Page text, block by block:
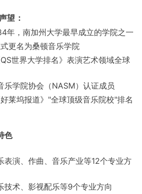
望：
年，南加州大学最早成立的学院之一
更名为桑顿音乐学院
世界大学排名》表演艺术领域全球
乐学院协会（NASM）认证成员
莱坞报道》"全球顶级音乐院校"排名
色
表演、作曲、音乐产业等12个专业方
技术、影视配乐等9个专业方向